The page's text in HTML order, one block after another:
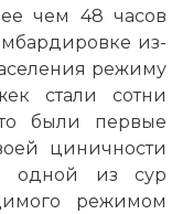
чем 48 часов
из-
режиму
стали сотни
были первые
циничности
одной из сур
режимом